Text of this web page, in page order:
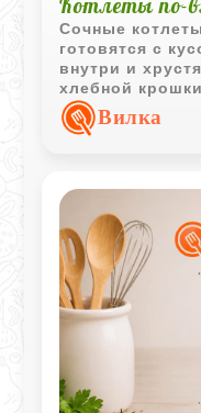
Котлеты по-
Сочные
готовятся с
внутри и
хлебной
подходит для
повседневного
Вилка